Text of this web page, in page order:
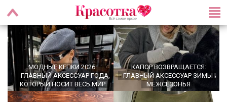
МОДНЫЕ КЕПКИ 2026:
ГЛАВНЫЙ АКСЕССУАР ГОДА,
КОТОРЫЙ НОСИТ ВЕСЬ МИР
КАПОР ВОЗВРАЩАЕТСЯ:
ГЛАВНЫЙ АКСЕССУАР ЗИМЫ И
МЕЖСЕЗОНЬЯ